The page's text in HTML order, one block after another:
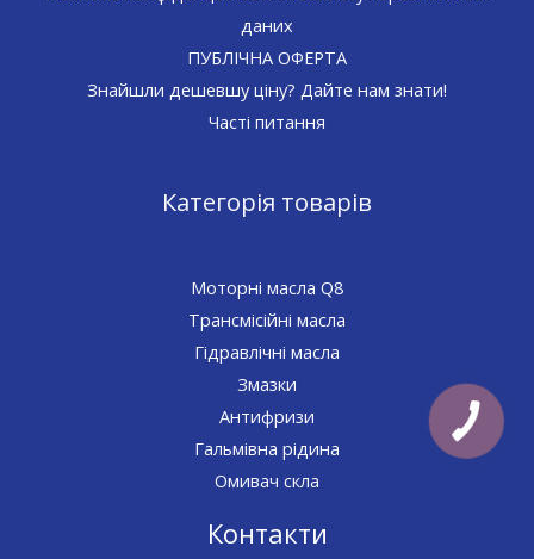
даних
ПУБЛІЧНА ОФЕРТА
Знайшли дешевшу ціну? Дайте нам знати!
Часті питання
Категорія товарів
Моторні масла Q8
Трансмісійні масла
Гідравлічні масла
Змазки
Антифризи
Гальмівна рідина
Омивач скла
Контакти